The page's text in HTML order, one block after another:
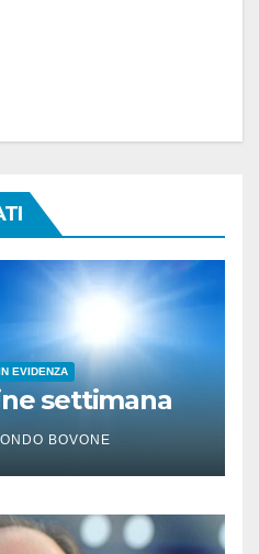
EVIDENZA
settimana
BOVONE